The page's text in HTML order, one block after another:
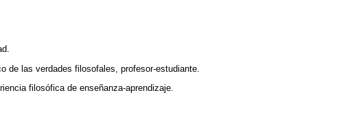
de las verdades filosofales, profesor-estudiante.
filosófica de enseñanza-aprendizaje.